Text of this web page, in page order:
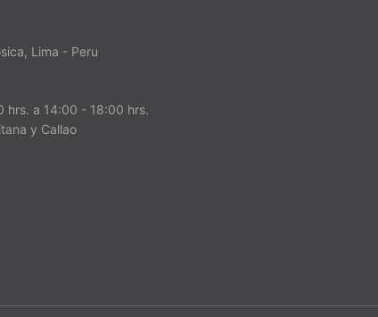
Lima - Peru
hrs. a 14:00 - 18:00 hrs.
y Callao